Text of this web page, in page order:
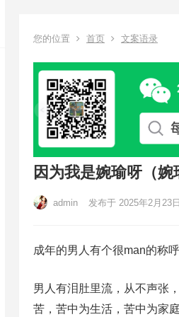
您的位置 首页 文案语录
因为我是婉瑜呀（
admin 发布于 2025年2月23
成年的男人有个很man的称
男人有泪肚里流，从不声张
苦，苦中为生活，苦中为家